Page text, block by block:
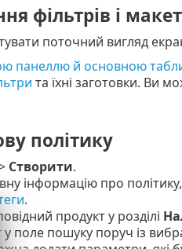
фільтрів і
поточний вигляд
панеллю й основною
та їхні заготовки. Ви
політику
Створити.
інформацію про
.
продукт у розділі
у поле пошуку поруч із